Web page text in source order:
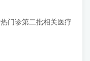
门诊第二批相关医疗